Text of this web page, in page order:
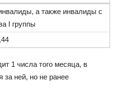
а также инвалиды с
I группы
1 числа того месяца, в
за ней, но не ранее